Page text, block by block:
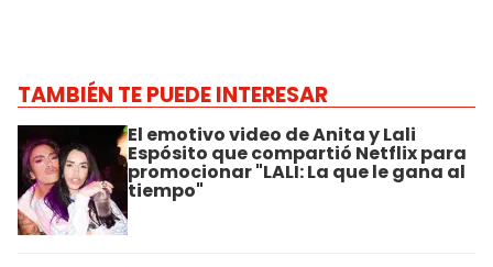
TAMBIÉN TE PUEDE INTERESAR
El emotivo video de Anita y Lali
Espósito que compartió Netflix para
promocionar "LALI: La que le gana al
tiempo"